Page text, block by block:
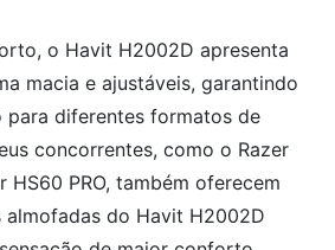
o Havit H2002D apresenta
macia e ajustáveis, garantindo
para diferentes formatos de
concorrentes, como o Razer
HS60 PRO, também oferecem
do Havit H2002D